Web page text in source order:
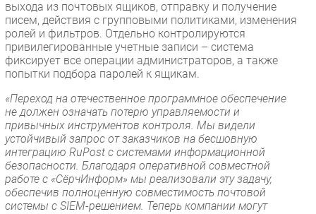
Новости
Аналитика
Интервью
Мероприятия
Проекты
IT класс
Тестовый стенд
Каталог компаний
выхода из почтовых ящиков, отправку и получение
писем, действия с групповыми политиками, изменения
ролей и фильтров. Отдельно контролируются
привилегированные учетные записи – система
фиксирует все операции администраторов, а также
попытки подбора паролей к ящикам.
«Переход на отечественное программное обеспечение
не должен означать потерю управляемости и
привычных инструментов контроля. Мы видели
устойчивый запрос от заказчиков на бесшовную
интеграцию RuPost с системами информационной
безопасности. Благодаря оперативной совместной
работе с «СёрчИнформ» мы реализовали эту задачу,
обеспечив полноценную совместимость почтовой
системы с SIEM-решением. Теперь компании могут